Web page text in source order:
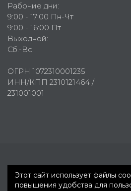
Рабочие дни:
9:00 - 17:00 Пн-Чт
9:00 - 16:00 Пт
Выходной:
Сб.-Вс.
ОГРН 1072310001235
ИНН/КПП 2310121464 /
231001001
Этот сайт использует файлы
повышения удобства для